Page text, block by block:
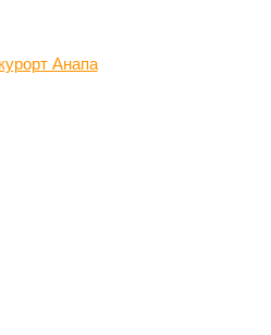
Анапа